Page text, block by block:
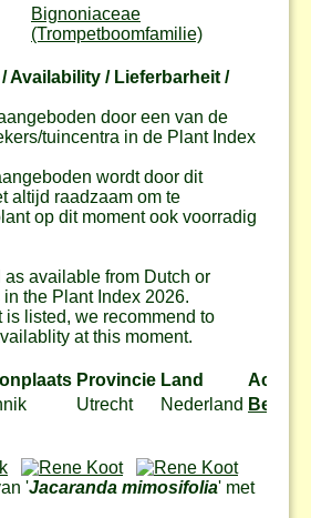
Bignoniaceae
(Trompetboomfamilie)
Availability / Lieferbarheit /
door een van de
tuincentra in de Plant Index
wordt door dit
altijd raadzaam om te
op dit moment ook voorradig
available from Dutch or
the Plant Index 2026.
listed, we recommend to
at this moment.
Provincie Land
Actie
Utrecht Nederland Bestel
'Jacaranda mimosifolia' met